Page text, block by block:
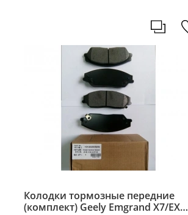
Колодки тормозные передние
(комплект) Geely Emgrand X7/EX7 /